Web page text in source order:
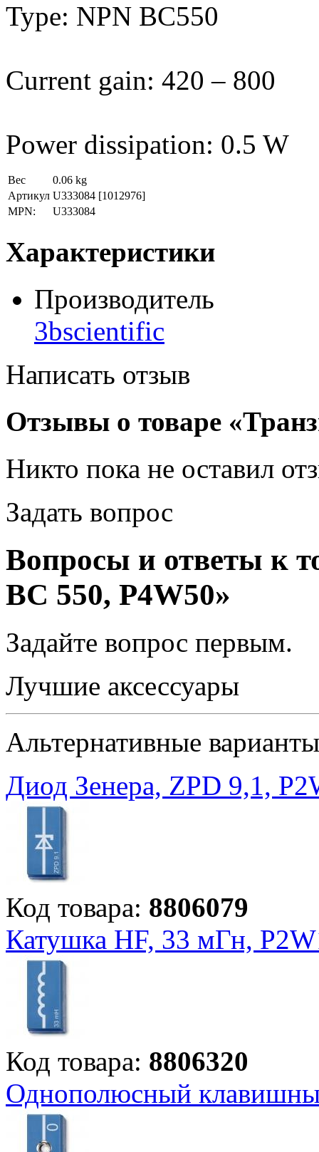
Type: NPN BC550
Current gain: 420 – 800
Power dissipation: 0.5 W
Вес
0.06 kg
Артикул U333084 [1012976]
MPN:
U333084
Характеристики
Производитель
3bscientific
Написать отзыв
Отзывы о товаре
Никто пока не оставил
Задать вопрос
Вопросы и ответы к
BC 550, P4W50»
Задайте вопрос первым.
Лучшие аксессуары
Альтернативные варианты
Диод Зенера, ZPD 9,1,
Код товара: 8806079
Катушка HF, 33 мГн,
Код товара: 8806320
Однополюсный